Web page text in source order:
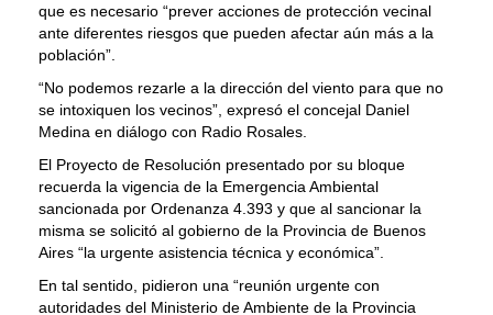
que es necesario “prever acciones de protección vecinal
ante diferentes riesgos que pueden afectar aún más a la
población”.
“No podemos rezarle a la dirección del viento para que no
se intoxiquen los vecinos”, expresó el concejal Daniel
Medina en diálogo con Radio Rosales.
El Proyecto de Resolución presentado por su bloque
recuerda la vigencia de la Emergencia Ambiental
sancionada por Ordenanza 4.393 y que al sancionar la
misma se solicitó al gobierno de la Provincia de Buenos
Aires “la urgente asistencia técnica y económica”.
En tal sentido, pidieron una “reunión urgente con
autoridades del Ministerio de Ambiente de la Provincia